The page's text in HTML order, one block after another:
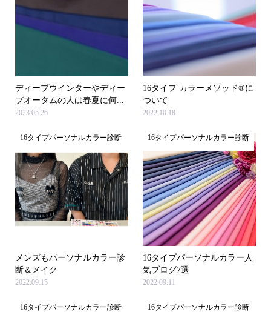
ディープウインターやディー
プオータムの人は春夏に何...
2023.05.26
16タイプ カラーメソッド®に
ついて
2022.10.18
16タイプパーソナルカラー診断
メンズもパーソナルカラー診
断＆メイク
2022.09.15
16タイプパーソナルカラー診断
16タイプパーソナルカラー人
気ブログ7選
2022.09.11
16タイプパーソナルカラー診断 16タイプパーソナルカラー診断